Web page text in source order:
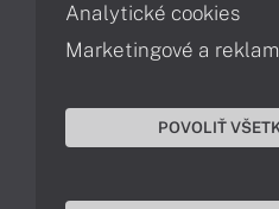
Servisné oddelenie
Analytické cookies
Marketingové a
POVOLIŤ